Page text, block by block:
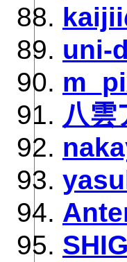
kaijii
uni-
八雲